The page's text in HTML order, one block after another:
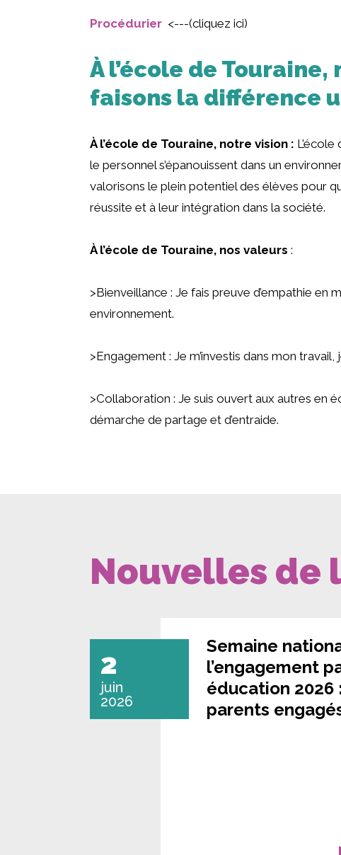
Procédurier <---(cliquez ici)
À l’école de Touraine,
faisons la différence
À l’école de Touraine, notre vision :
le personnel s’épanouissent dans un
valorisons le plein potentiel des élèves pour
réussite et à leur intégration dans la société.
À l’école de Touraine, nos valeurs :
>Bienveillance : Je fais preuve d’empathie
environnement.
>Engagement : Je m’investis dans mon
>Collaboration : Je suis ouvert aux autres en
démarche de partage et d’entraide.
Nouvelles de
2
juin
2026
Semaine
l’engagement
éducation 2026
parents